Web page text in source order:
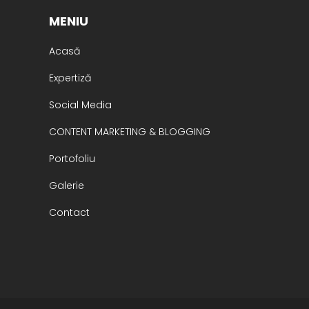
MENIU
Acasă
Expertiză
Social Media
CONTENT MARKETING & BLOGGING
Portofoliu
Galerie
Contact